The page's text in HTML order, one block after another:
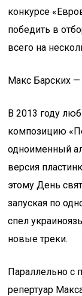
конкурсе
победить в
всего на
Макс Барских —
В 2013 году
композицию
одноименный
версия
этому День
запуская по
спел
новые треки.
Параллельно с
репертуар